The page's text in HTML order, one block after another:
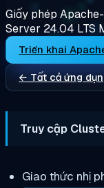
Giấy phép
Server 24.04 LTS
Triển khai
← Tất cả ứng
Truy cập
Giao thức nhị